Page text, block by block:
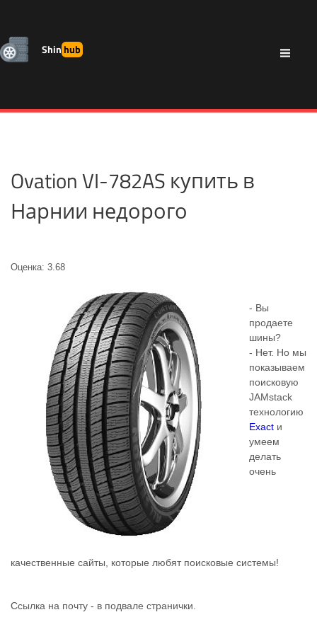
Shinhub
Ovation VI-782AS купить в
Нарнии недорого
Оценка: 3.68
- Вы
продаете
шины?
- Нет. Но мы
показываем
поисковую
JAMstack
технологию
Exact и
умеем
делать
очень
качественные сайты, которые любят поисковые системы!
Ссылка на почту - в подвале странички.